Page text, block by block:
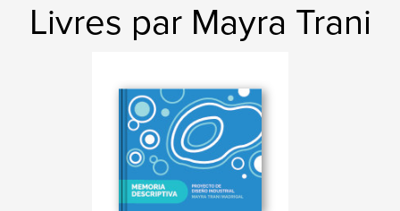
Livres par Mayra Trani